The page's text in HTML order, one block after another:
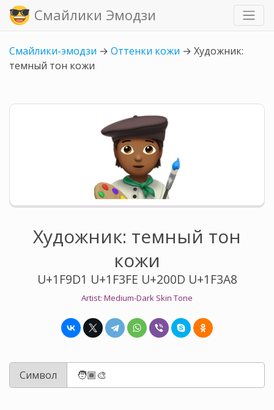
Смайлики Эмодзи
Смайлики-эмодзи → Оттенки кожи → Художник:
темный тон кожи
Художник: темный тон
кожи
U+1F9D1 U+1F3FE U+200D U+1F3A8
Artist: Medium-Dark Skin Tone
Символ